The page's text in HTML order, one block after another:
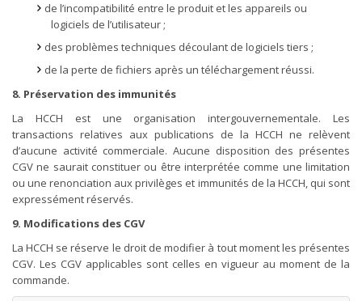
de l’incompatibilité entre le produit et les appareils ou
logiciels de l’utilisateur ;
des problèmes techniques découlant de logiciels tiers ;
de la perte de fichiers après un téléchargement réussi.
8. Préservation des immunités
La HCCH est une organisation intergouvernementale. Les
transactions relatives aux publications de la HCCH ne relèvent
d’aucune activité commerciale. Aucune disposition des présentes
CGV ne saurait constituer ou être interprétée comme une limitation
ou une renonciation aux privilèges et immunités de la HCCH, qui sont
expressément réservés.
9. Modifications des CGV
La HCCH se réserve le droit de modifier à tout moment les présentes
CGV. Les CGV applicables sont celles en vigueur au moment de la
commande.